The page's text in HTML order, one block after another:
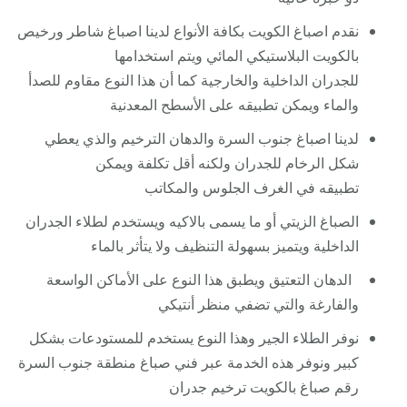
نقدم اصباغ الكويت بكافة الأنواع لدينا اصباغ شاطر ورخيص
بالكويت البلاستيكي المائي ويتم استخدامها
للجدران الداخلية والخارجية كما أن هذا النوع مقاوم للصدأ
والماء ويمكن تطبيقه على الأسطح المعدنية
لدينا اصباغ جنوب السرة والدهان الترخيم والذي يعطي
شكل الرخام للجدران ولكنه أقل تكلفة ويمكن
تطبيقه في الغرف الجلوس والمكاتب
الصباغ الزيتي أو ما يسمى بالاكيه ويستخدم لطلاء الجدران
الداخلية ويتميز بسهولة التنظيف ولا يتأثر بالماء
الدهان التعتيق ويطبق هذا النوع على الأماكن الواسعة
والفارغة والتي تضفي منظر أنتيكي
نوفر الطلاء الجير وهذا النوع يستخدم للمستودعات بشكل
كبير ونوفر هذه الخدمة عبر فني صباغ منطقة جنوب السرة
رقم صباغ بالكويت ترخيم جدران